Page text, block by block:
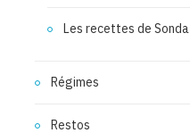
Les recettes de Sonda
Régimes
Restos